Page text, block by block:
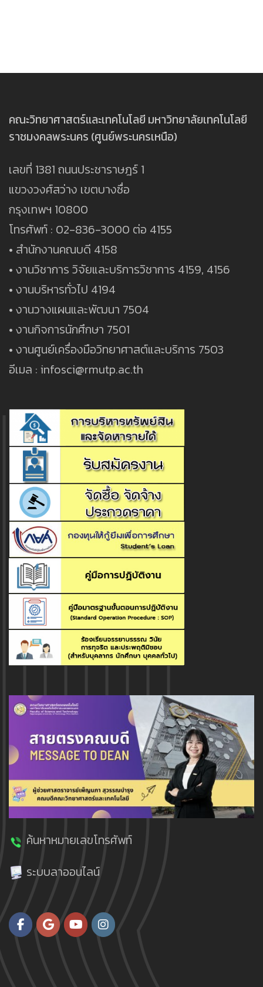
คณะวิทยาศาสตร์และเทคโนโลยี มหาวิทยาลัยเทคโนโลยี
ราชมงคลพระนคร (ศูนย์พระนครเหนือ)
เลขที่ 1381 ถนนประชาราษฎร์ 1
แขวงวงศ์สว่าง เขตบางซื่อ
กรุงเทพฯ 10800
โทรศัพท์ : 02-836-3000 ต่อ 4155
• สำนักงานคณบดี 4158
• งานวิชาการ วิจัยและบริการวิชาการ 4159, 4156
• งานบริหารทั่วไป 4194
• งานวางแผนและพัฒนา 7504
• งานกิจการนักศึกษา 7501
• งานศูนย์เครื่องมือวิทยาศาสต์และบริการ 7503
อีเมล : infosci@rmutp.ac.th
ค้นหาหมายเลขโทรศัพท์
ระบบลาออนไลน์